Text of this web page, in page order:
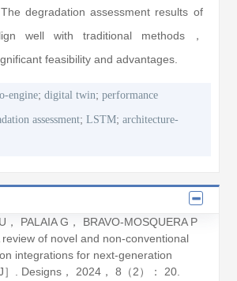
degradation assessment results of
well with traditional methods，
feasibility and advantages.
engine;digital twin;performance
assessment;LSTM;architecture-
， PALAIA G， BRAVO-MOSQUERA P
review of novel and non-conventional
integrations for next-generation
. Designs， 2024， 8 （2）： 20.